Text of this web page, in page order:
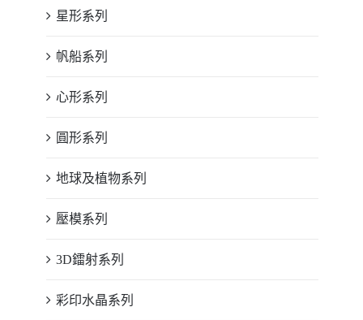
星形系列
帆船系列
心形系列
圓形系列
地球及植物系列
壓模系列
3D鐳射系列
彩印水晶系列